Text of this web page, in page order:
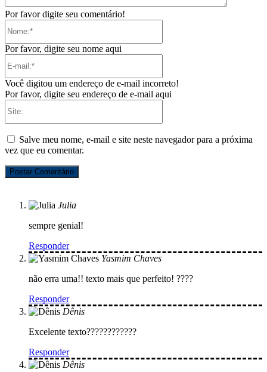
Julia
sempre genial!
Responder
Yasmim Chaves
não erra uma!! texto mais que perfeito! ????
Responder
Dênis
Excelente texto????????????
Responder
Dênis
Por favor digite seu comentário!
Por favor, digite seu nome aqui
Você digitou um endereço de e-mail incorreto!
Por favor, digite seu endereço de e-mail aqui
Salve meu nome, e-mail e site neste navegador para a próxima
vez que eu comentar.